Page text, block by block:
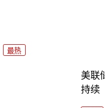
最热
美联
持续